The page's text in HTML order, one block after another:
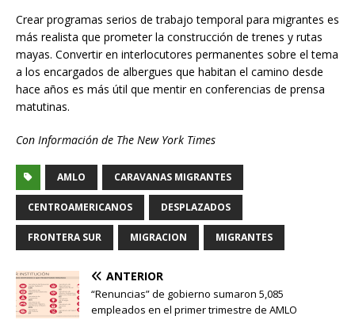
Crear programas serios de trabajo temporal para migrantes es
más realista que prometer la construcción de trenes y rutas
mayas. Convertir en interlocutores permanentes sobre el tema
a los encargados de albergues que habitan el camino desde
hace años es más útil que mentir en conferencias de prensa
matutinas.
Con Información de The New York Times
AMLO CARAVANAS MIGRANTES
CENTROAMERICANOS DESPLAZADOS
FRONTERA SUR MIGRACION MIGRANTES
ANTERIOR
“Renuncias” de gobierno sumaron 5,085
empleados en el primer trimestre de AMLO